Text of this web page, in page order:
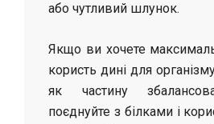
або чутливий шлунок.
Якщо ви хочете
користь дині для
як частину
поєднуйте з білками і